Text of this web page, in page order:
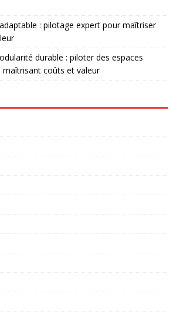
: pilotage expert pour maîtriser
durable : piloter des espaces
coûts et valeur